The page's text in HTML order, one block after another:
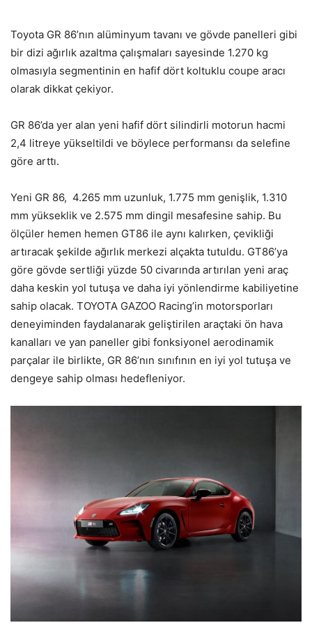
Toyota GR 86’nın alüminyum tavanı ve gövde panelleri gibi
bir dizi ağırlık azaltma çalışmaları sayesinde 1.270 kg
olmasıyla segmentinin en hafif dört koltuklu coupe aracı
olarak dikkat çekiyor.
GR 86’da yer alan yeni hafif dört silindirli motorun hacmi
2,4 litreye yükseltildi ve böylece performansı da selefine
göre arttı.
Yeni GR 86, 4.265 mm uzunluk, 1.775 mm genişlik, 1.310
mm yükseklik ve 2.575 mm dingil mesafesine sahip. Bu
ölçüler hemen hemen GT86 ile aynı kalırken, çevikliği
artıracak şekilde ağırlık merkezi alçakta tutuldu. GT86’ya
göre gövde sertliği yüzde 50 civarında artırılan yeni araç
daha keskin yol tutuşa ve daha iyi yönlendirme kabiliyetine
sahip olacak. TOYOTA GAZOO Racing’in motorsporları
deneyiminden faydalanarak geliştirilen araçtaki ön hava
kanalları ve yan paneller gibi fonksiyonel aerodinamik
parçalar ile birlikte, GR 86’nın sınıfının en iyi yol tutuşa ve
dengeye sahip olması hedefleniyor.